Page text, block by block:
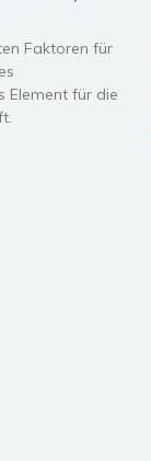
Faktoren für
Element für die